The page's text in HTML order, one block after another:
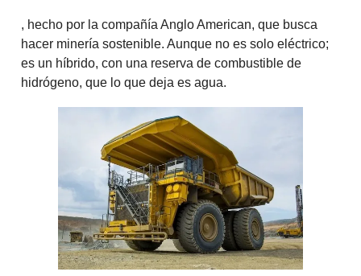
, hecho por la compañía Anglo American, que busca
hacer minería sostenible. Aunque no es solo eléctrico;
es un híbrido, con una reserva de combustible de
hidrógeno, que lo que deja es agua.